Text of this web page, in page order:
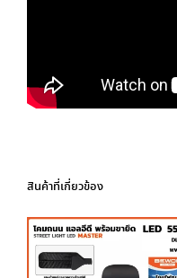
สินค้าที่เกี่ยวข้อง